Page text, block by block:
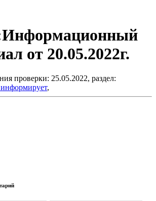
от 20.05.2022г.
проверки: 25.05.2022, раздел:
,